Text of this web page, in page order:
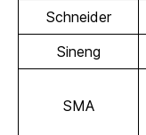
Schneider
Sineng
SMA